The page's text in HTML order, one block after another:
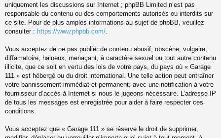
uniquement les discussions sur Internet ; phpBB Limited n’est pas
responsable du contenu ou des comportements autorisés ou interdits sur
ce site. Pour de plus amples informations au sujet de phpBB, veuillez
consulter : https://www.phpbb.com/
Vous acceptez de ne pas publier de contenu abusif, obscène, vulgaire,
diffamatoire, haineux, menaçant, à caractère sexuel ou tout autre contenu
illicite, que ce soit en vertu des lois de votre pays, du pays où « Garage
111 » est hébergé ou du droit international. Une telle action peut entraîner
votre bannissement immédiat et permanent, avec une notification à votre
fournisseur d’accès à Internet si nous le jugeons nécessaire. L’adresse IP
de tous les messages est enregistrée pour aider à faire respecter ces
conditions.
Vous acceptez que « Garage 111 » se réserve le droit de supprimer,